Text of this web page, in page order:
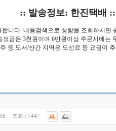
:: 발송정보: 한진택배 ::
니다. 내용검색으로 성함을 조회하시면
요금은 3천원이며 6만원이상 주문시에는
등 도서/산간 지역은 도선료 등 요금이
조회 : 7447